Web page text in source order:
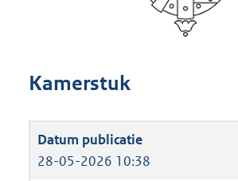
Kamerstuk
28-05-2026 10:38